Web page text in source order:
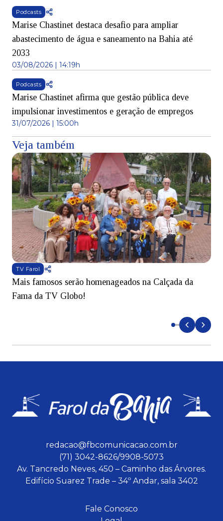
Podcasts
Marise Chastinet destaca desafio para ampliar
abastecimento de água e saneamento na Bahia até
2033
03/08/2026 | 14:19h
Podcasts
Marise Chastinet afirma que gestão pública deve
impulsionar investimentos e geração de empregos
31/07/2026 | 15:00h
Veja também
TV Farol
Mais famosos serão homenageados na Calçada da
Fama da TV Globo!
redacao@fbcomunicacao.com.br
(71) 3042-8626/9908-5073
Av. Tancredo Neves, 450 – Caminho das Árvores.
Edifício Suarez Trade – 34º Andar, sala 3402
Fale Conosco